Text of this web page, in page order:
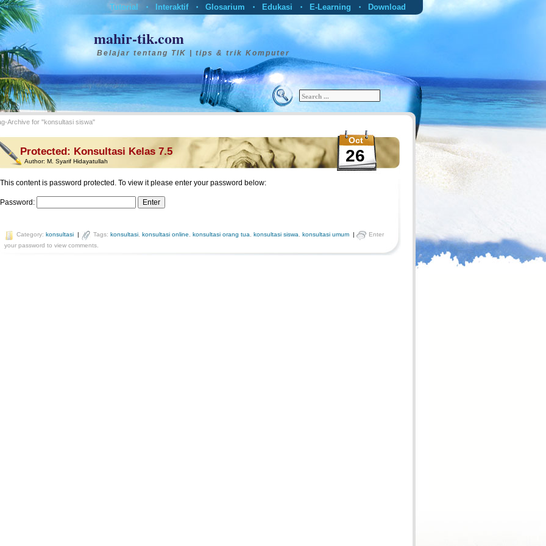
Tutorial • Interaktif • Glosarium • Edukasi • E-Learning • Download
mahir-tik.com
Belajar tentang TIK | tips & trik Komputer
Archive for "konsultasi siswa"
Protected: Konsultasi Kelas 7.5
Author: M. Syarif Hidayatullah
Oct
26
This content is password protected. To view it please enter your password below:
Password:
Category: konsultasi | Tags: konsultasi konsultasi online konsultasi orang tua konsultasi siswa konsultasi umum |
Enter
your password to view comments.